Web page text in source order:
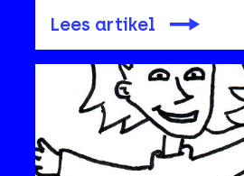
Lees artikel